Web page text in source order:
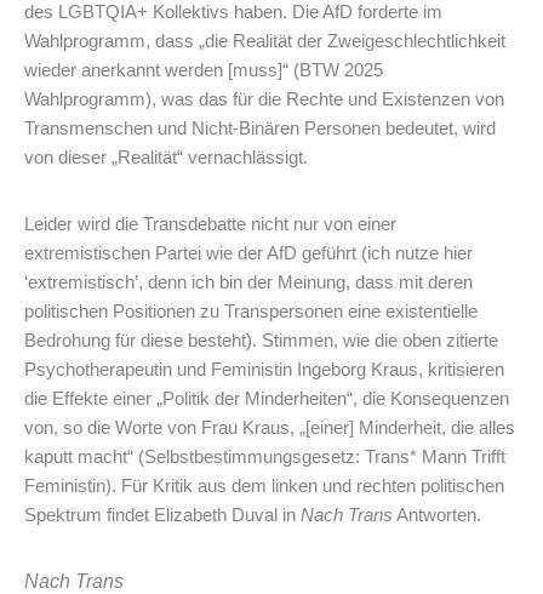
des LGBTQIA+ Kollektivs haben. Die AfD forderte im
Wahlprogramm, dass „die Realität der Zweigeschlechtlichkeit
wieder anerkannt werden [muss]“ (BTW 2025
Wahlprogramm), was das für die Rechte und Existenzen von
Transmenschen und Nicht-Binären Personen bedeutet, wird
von dieser „Realität“ vernachlässigt.
Leider wird die Transdebatte nicht nur von einer
extremistischen Partei wie der AfD geführt (ich nutze hier
‘extremistisch’, denn ich bin der Meinung, dass mit deren
politischen Positionen zu Transpersonen eine existentielle
Bedrohung für diese besteht). Stimmen, wie die oben zitierte
Psychotherapeutin und Feministin Ingeborg Kraus, kritisieren
die Effekte einer „Politik der Minderheiten“, die Konsequenzen
von, so die Worte von Frau Kraus, „[einer] Minderheit, die alles
kaputt macht“ (Selbstbestimmungsgesetz: Trans* Mann Trifft
Feministin). Für Kritik aus dem linken und rechten politischen
Spektrum findet Elizabeth Duval in Nach Trans Antworten.
Nach Trans